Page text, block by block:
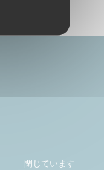
閉じています